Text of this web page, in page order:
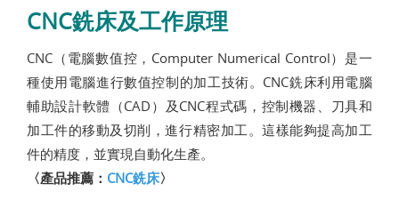
CNC銑床及工作原理
CNC（電腦數值控，Computer Numerical Control）是一
種使用電腦進行數值控制的加工技術。CNC銑床利用電腦
輔助設計軟體（CAD）及CNC程式碼，控制機器、刀具和
加工件的移動及切削，進行精密加工。這樣能夠提高加工
件的精度，並實現自動化生產。
〈產品推薦： CNC銑床〉